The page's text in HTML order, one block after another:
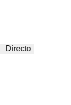
Directo